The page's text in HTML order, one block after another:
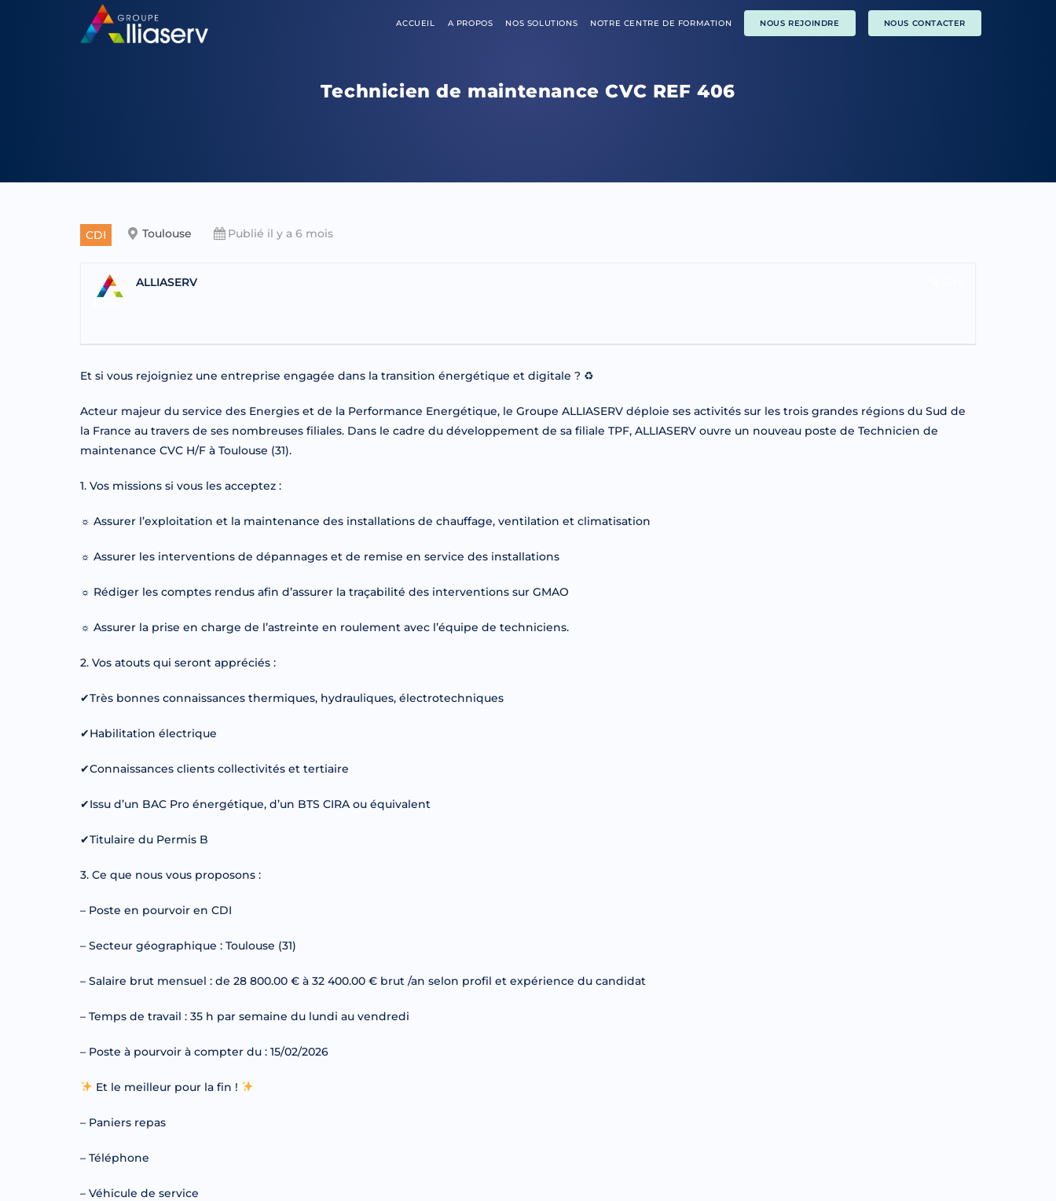
ACCUEIL A PROPOS NOS SOLUTIONS NOTRE CENTRE DE FORMATION NOUS REJOINDRE NOUS CONTACTER
Technicien de maintenance CVC REF 406
CDI Toulouse Publié il y a 6 mois
ALLIASERV
Et si vous rejoigniez une entreprise engagée dans la transition énergétique et digitale ? ♻
Acteur majeur du service des Energies et de la Performance Energétique, le Groupe ALLIASERV déploie ses activités sur les trois grandes régions du Sud de
la France au travers de ses nombreuses filiales. Dans le cadre du développement de sa filiale TPF, ALLIASERV ouvre un nouveau poste de Technicien de
maintenance CVC H/F à Toulouse (31).
1. Vos missions si vous les acceptez :
☼ Assurer l’exploitation et la maintenance des installations de chauffage, ventilation et climatisation
☼ Assurer les interventions de dépannages et de remise en service des installations
☼ Rédiger les comptes rendus afin d’assurer la traçabilité des interventions sur GMAO
☼ Assurer la prise en charge de l’astreinte en roulement avec l’équipe de techniciens.
2. Vos atouts qui seront appréciés :
✔Très bonnes connaissances thermiques, hydrauliques, électrotechniques
✔Habilitation électrique
✔Connaissances clients collectivités et tertiaire
✔Issu d’un BAC Pro énergétique, d’un BTS CIRA ou équivalent
✔Titulaire du Permis B
3. Ce que nous vous proposons :
– Poste en pourvoir en CDI
– Secteur géographique : Toulouse (31)
– Salaire brut mensuel : de 28 800.00 € à 32 400.00 € brut /an selon profil et expérience du candidat
– Temps de travail : 35 h par semaine du lundi au vendredi
– Poste à pourvoir à compter du : 15/02/2026
Et le meilleur pour la fin !
– Paniers repas
– Téléphone
– Véhicule de service